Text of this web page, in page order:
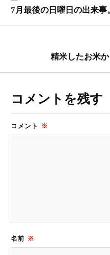
7月最後の日曜日の出来事
精米したお米
コメントを残す
コメント ※
名前 ※